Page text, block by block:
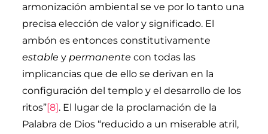
armonización ambiental se ve por lo tanto una
precisa elección de valor y significado. El
ambón es entonces constitutivamente
establey permanentecon todas las
implicancias que de ello se derivan en la
configuración del templo y el desarrollo de los
ritos”[8]. El lugar de la proclamación de la
Palabra de Dios “reducido a un miserable atril,